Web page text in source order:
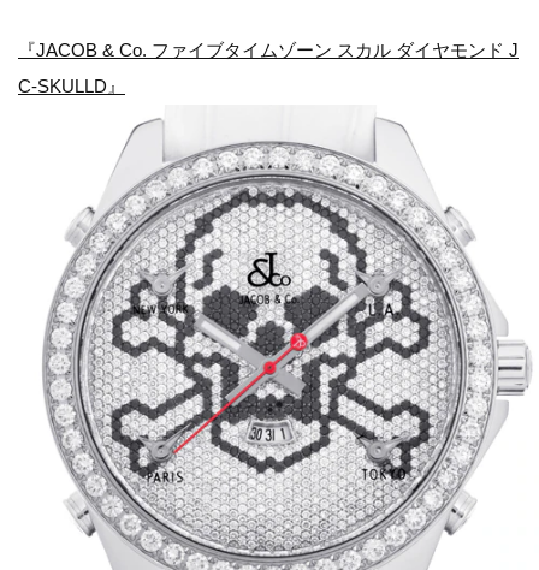
『JACOB & Co. ファイブタイムゾーン スカル ダイヤモンド J
C-SKULLD』